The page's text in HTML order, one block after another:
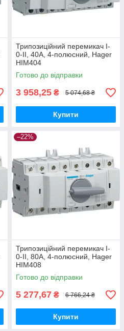
Трипозиційний перемикач I-
0-II, 40А, 4-полюсний, Hager
HIM404
Готово до відправки
3 958,25 ₴ 5 074,68 ₴
Купити
–22%
Трипозиційний перемикач I-
0-II, 80А, 4-полюсний, Hager
HIM408
Готово до відправки
5 277,67 ₴ 6 766,24 ₴
Купити